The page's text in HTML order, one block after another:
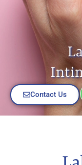
Contact Us